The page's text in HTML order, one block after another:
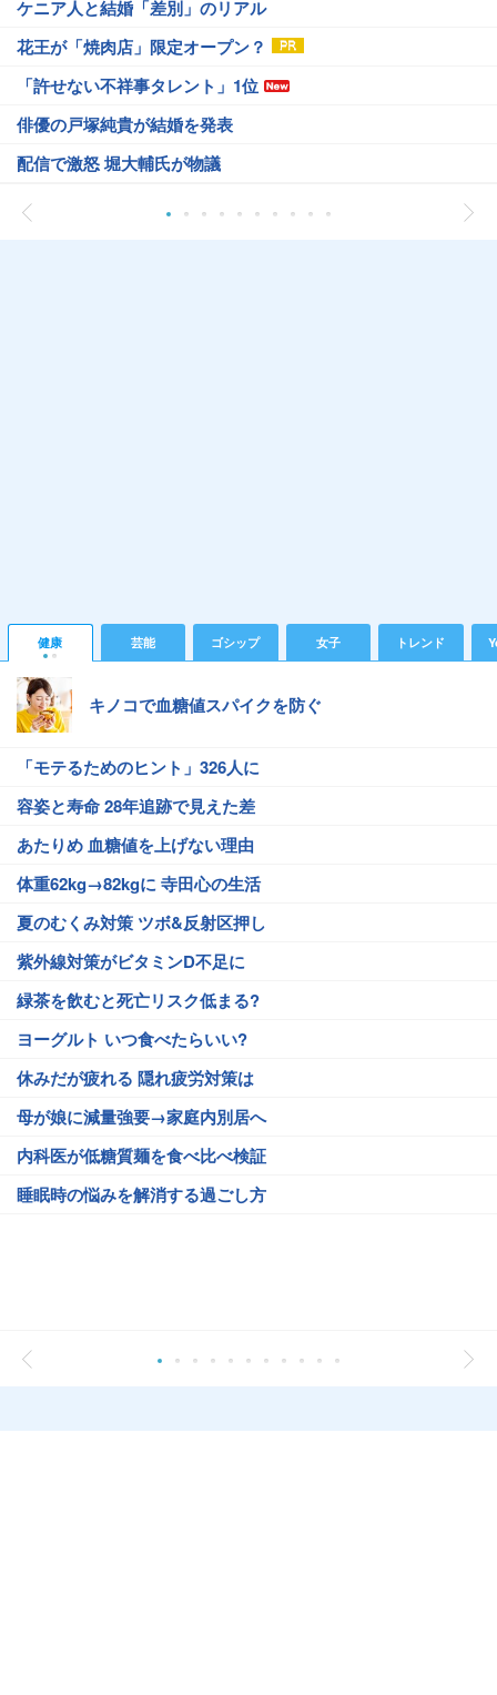
ケニア人と結婚「差別」のリアル
花王が「焼肉店」限定オープン？
「許せない不祥事タレント」1位
俳優の戸塚純貴が結婚を発表
配信で激怒 堀大輔氏が物議
健康 芸能 ゴシップ 女子 トレンド
キノコで血糖値スパイクを防ぐ
「モテるためのヒント」326人に
容姿と寿命 28年追跡で見えた差
あたりめ 血糖値を上げない理由
体重62kg→82kgに 寺田心の生活
夏のむくみ対策 ツボ&反射区押し
紫外線対策がビタミンD不足に
緑茶を飲むと死亡リスク低まる?
ヨーグルト いつ食べたらいい?
休みだが疲れる 隠れ疲労対策は
母が娘に減量強要→家庭内別居へ
内科医が低糖質麺を食べ比べ検証
睡眠時の悩みを解消する過ごし方